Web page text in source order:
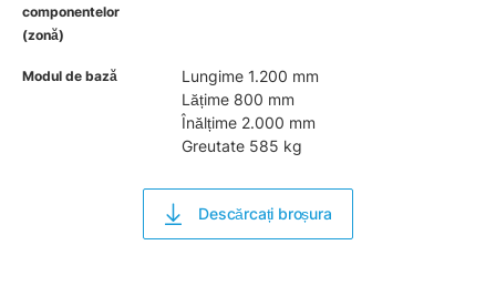
componentelor
(zonă)
Modul de bază
Lungime 1.200 mm
Lățime 800 mm
Înălțime 2.000 mm
Greutate 585 kg
Descărcați broșura